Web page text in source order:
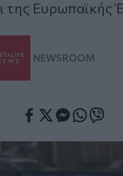
Ευρωπαϊκής
NEWSROOM